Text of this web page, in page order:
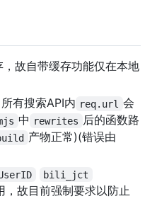
故自带缓存功能仅在本地
有搜索API内 req.url 会
中 rewrites 后的函数路
产物正常)(错误由
bili_jct
，故目前强制要求以防止